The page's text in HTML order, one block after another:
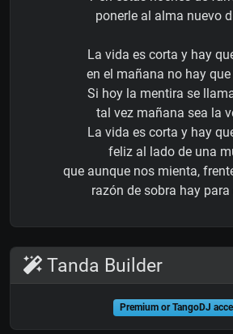
ponerle al alma nuevo
La vida es corta y hay
en el mañana no hay
Si hoy la mentira se
tal vez mañana sea la
La vida es corta y hay
feliz al lado de una
que aunque nos mienta,
razón de sobra hay para
Tanda Builder
Premium or TangoDJ